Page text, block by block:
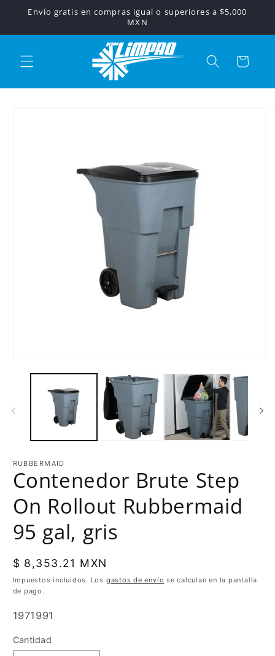
directamente
Envío gratis en compras igual o superiores a $5,000
MXN
Carrito
RUBBERMAID
Contenedor Brute Step
On Rollout Rubbermaid
95 gal, gris
Precio
habitual
$ 8,353.21 MXN
Impuestos incluidos. Los gastos de envío se calculan en la pantalla
de pago.
SKU:
1971991
Cantidad
Cantidad